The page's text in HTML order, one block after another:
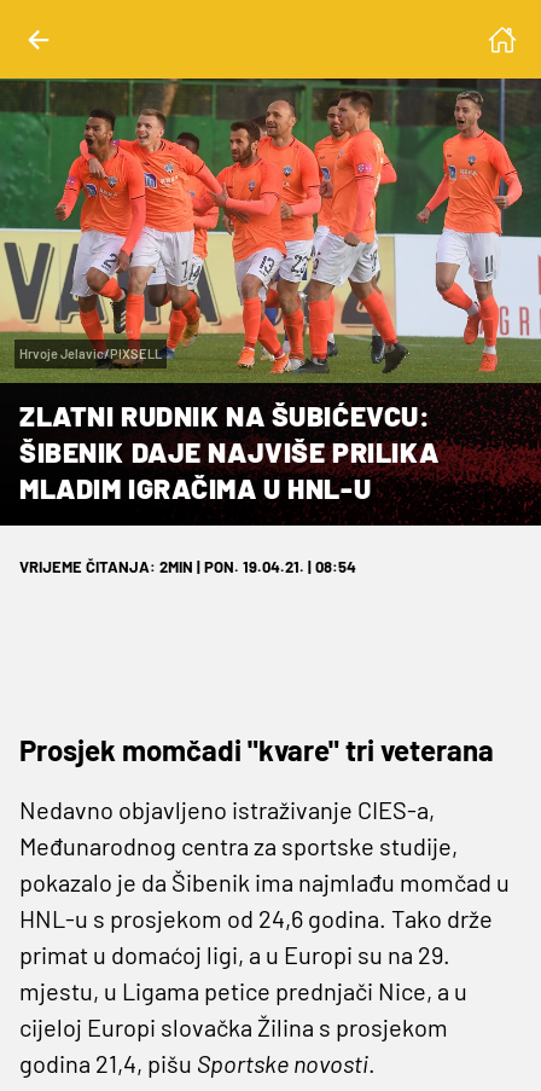
Hrvoje Jelavic/PIXSELL
ZLATNI RUDNIK NA ŠUBIĆEVCU:
ŠIBENIK DAJE NAJVIŠE PRILIKA
MLADIM IGRAČIMA U HNL-U
VRIJEME ČITANJA: 2MIN | PON. 19.04.21. | 08:54
Prosjek momčadi "kvare" tri veterana
Nedavno objavljeno istraživanje CIES-a,
Međunarodnog centra za sportske studije,
pokazalo je da Šibenik ima najmlađu momčad u
HNL-u s prosjekom od 24,6 godina. Tako drže
primat u domaćoj ligi, a u Europi su na 29.
mjestu, u Ligama petice prednjači Nice, a u
cijeloj Europi slovačka Žilina s prosjekom
godina 21,4, pišu Sportske novosti.